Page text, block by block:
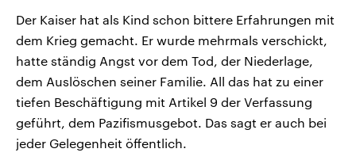
Der Kaiser hat als Kind schon bittere Erfahrungen mit
dem Krieg gemacht. Er wurde mehrmals verschickt,
hatte ständig Angst vor dem Tod, der Niederlage,
dem Auslöschen seiner Familie. All das hat zu einer
tiefen Beschäftigung mit Artikel 9 der Verfassung
geführt, dem Pazifismusgebot. Das sagt er auch bei
jeder Gelegenheit öffentlich.